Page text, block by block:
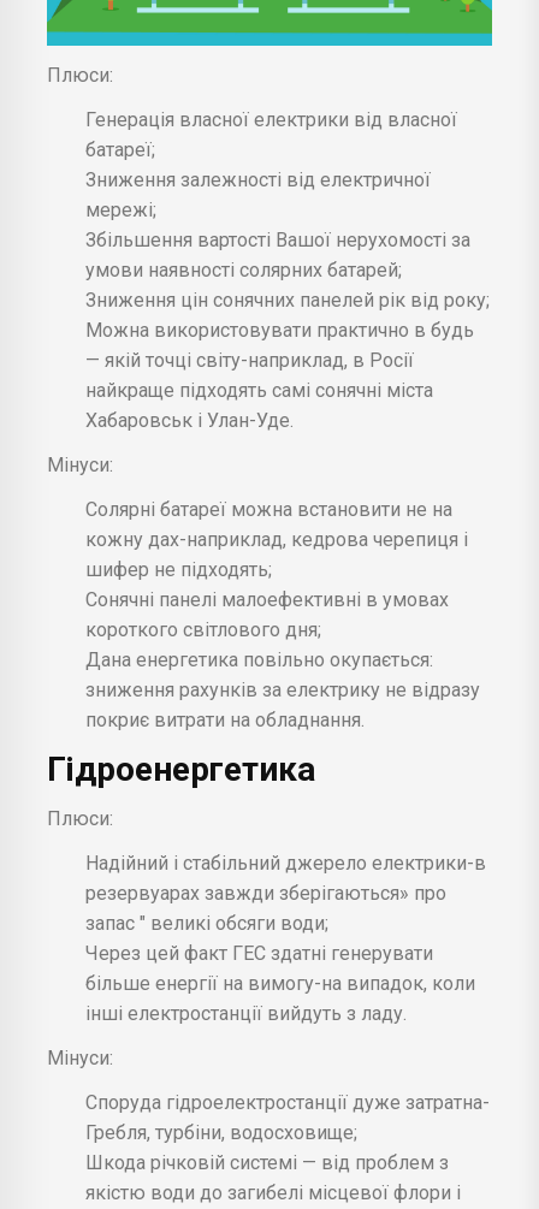
Плюси:
Генерація власної електрики від власної
батареї;
Зниження залежності від електричної
мережі;
Збільшення вартості Вашої нерухомості за
умови наявності солярних батарей;
Зниження цін сонячних панелей рік від року;
Можна використовувати практично в будь
— якій точці світу-наприклад, в Росії
найкраще підходять самі сонячні міста
Хабаровськ і Улан-Уде.
Мінуси:
Солярні батареї можна встановити не на
кожну дах-наприклад, кедрова черепиця і
шифер не підходять;
Сонячні панелі малоефективні в умовах
короткого світлового дня;
Дана енергетика повільно окупається:
зниження рахунків за електрику не відразу
покриє витрати на обладнання.
Гідроенергетика
Плюси:
Надійний і стабільний джерело електрики-в
резервуарах завжди зберігаються» про
запас " великі обсяги води;
Через цей факт ГЕС здатні генерувати
більше енергії на вимогу-на випадок, коли
інші електростанції вийдуть з ладу.
Мінуси:
Споруда гідроелектростанції дуже затратна-
Гребля, турбіни, водосховище;
Шкода річковій системі — від проблем з
якістю води до загибелі місцевої флори і